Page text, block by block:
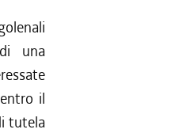
una
il
tutela